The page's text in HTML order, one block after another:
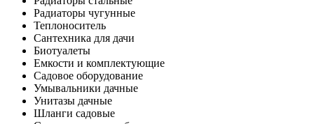
Радиаторы чугунные
Теплоноситель
Сантехника для дачи
Биотуалеты
Емкости и комплектующие
Садовое оборудование
Умывальники дачные
Унитазы дачные
Шланги садовые